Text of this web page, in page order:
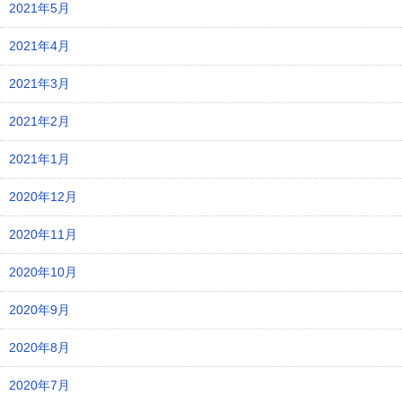
2021年5月
2021年4月
2021年3月
2021年2月
2021年1月
2020年12月
2020年11月
2020年10月
2020年9月
2020年8月
2020年7月